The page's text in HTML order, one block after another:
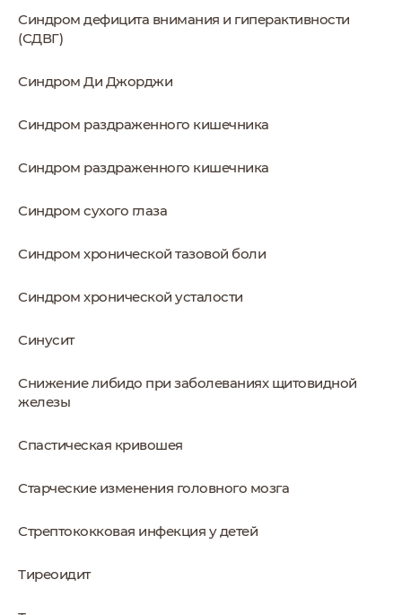
Синдром дефицита внимания и гиперактивности
(СДВГ)
Синдром Ди Джорджи
Синдром раздраженного кишечника
Синдром раздраженного кишечника
Синдром сухого глаза
Синдром хронической тазовой боли
Синдром хронической усталости
Синусит
Снижение либидо при заболеваниях щитовидной
железы
Спастическая кривошея
Старческие изменения головного мозга
Стрептококковая инфекция у детей
Тиреоидит